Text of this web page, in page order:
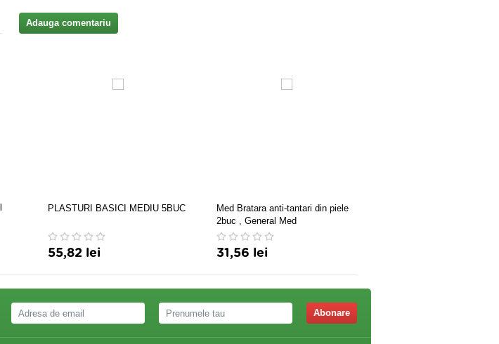
Adauga comentariu
PLASTURI BASICI MEDIU 5BUC
55,82 lei
Med Bratara anti-tantari din piele
2buc , General Med
31,56 lei
Abonare